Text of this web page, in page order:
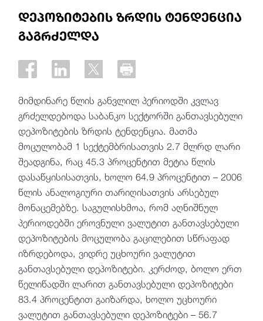
დეპოზიტების ზრდის ტენდენცია
გაგრძელდა
მიმდინარე წლის განვლილ პერიოდში კვლავ
გრძელდებოდა საბანკო სექტორში განთავსებული
დეპოზიტების ზრდის ტენდენცია. მათმა
მოცულობამ 1 სექტემბრისათვის 2.7 მლრდ ლარი
შეადგინა, რაც 45.3 პროცენტით მეტია წლის
დასაწყისისათვის, ხოლო 64.9 პროცენტით – 2006
წლის ანალოგიური თარიღისათვის არსებულ
მონაცემებზე. საგულისხმოა, რომ აღნიშნულ
პერიოდებში ეროვნული ვალუტით განთავსებული
დეპოზიტების მოცულობა გაცილებით სწრაფად
იზრდებოდა, ვიდრე უცხოური ვალუტით
განთავსებული დეპოზიტები. კერძოდ, ბოლო ერთ
წელიწადში ლარით განთავსებული დეპოზიტები
83.4 პროცენტით გაიზარდა, ხოლო უცხოური
ვალუტით განთავსებული დეპოზიტები – 56.7